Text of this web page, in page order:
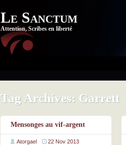
Le Sanctum
Attention, Scribes en liberté
Tag Archives: Garrett
Mensonges au vif-argent
Atorgael 22 Nov 2013